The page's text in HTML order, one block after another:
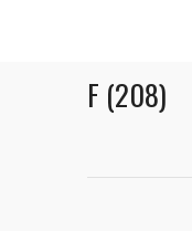
F (208)